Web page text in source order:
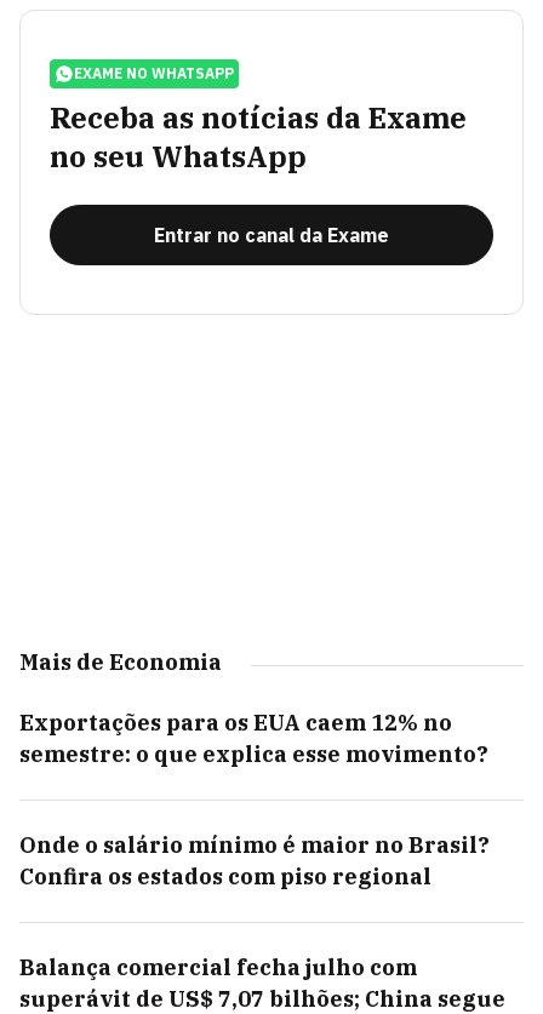
EXAME NO WHATSAPP
Receba as notícias da Exame
no seu WhatsApp
Entrar no canal da Exame
Mais de Economia
Exportações para os EUA caem 12% no
semestre: o que explica esse movimento?
Onde o salário mínimo é maior no Brasil?
Confira os estados com piso regional
Balança comercial fecha julho com
superávit de US$ 7,07 bilhões; China segue